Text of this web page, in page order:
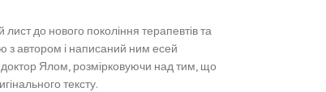
до нового покоління терапевтів та
з автором і написаний ним есей
Ялом, розмірковуючи над тим, що
тексту.